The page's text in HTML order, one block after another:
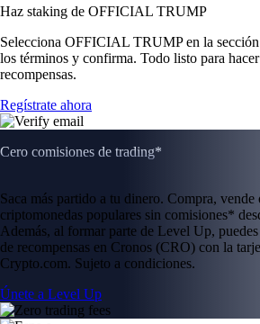
Haz staking de OFFICIAL TRUMP
Selecciona OFFICIAL TRUMP en la sección
los términos y confirma. Todo listo para
recompensas.
Regístrate ahora
Cero comisiones de trading*
Saca más partido a tu dinero. Compra,
criptomonedas populares sin comisiones*
Además, al formar parte de Level Up,
de recompensas en Cronos (CRO) con la
Crypto.com. Sujeto a condiciones.
Únete a Level Up